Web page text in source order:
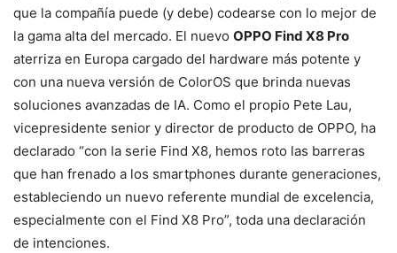
que la compañía puede (y debe) codearse con lo mejor de
la gama alta del mercado. El nuevo OPPO Find X8 Pro
aterriza en Europa cargado del hardware más potente y
con una nueva versión de ColorOS que brinda nuevas
soluciones avanzadas de IA. Como el propio Pete Lau,
vicepresidente senior y director de producto de OPPO, ha
declarado “con la serie Find X8, hemos roto las barreras
que han frenado a los smartphones durante generaciones,
estableciendo un nuevo referente mundial de excelencia,
especialmente con el Find X8 Pro”, toda una declaración
de intenciones.